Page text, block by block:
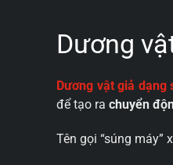
Dương
Dương vật giả dạng
để tạo ra chuyển
Tên gọi “súng máy”